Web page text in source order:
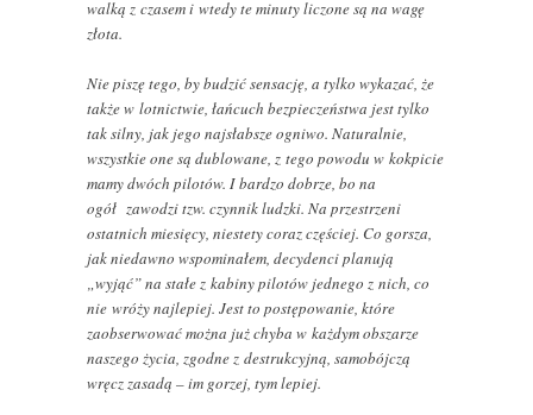
walką z czasem i wtedy te minuty liczone są na wagę
złota.
Nie piszę tego, by budzić sensację, a tylko wykazać, że
także w lotnictwie, łańcuch bezpieczeństwa jest tylko
tak silny, jak jego najsłabsze ogniwo. Naturalnie,
wszystkie one są dublowane, z tego powodu w kokpicie
mamy dwóch pilotów. I bardzo dobrze, bo na
ogół zawodzi tzw. czynnik ludzki. Na przestrzeni
ostatnich miesięcy, niestety coraz częściej. Co gorsza,
jak niedawno wspominałem, decydenci planują
„wyjąć” na stałe z kabiny pilotów jednego z nich, co
nie wróży najlepiej. Jest to postępowanie, które
zaobserwować można już chyba w każdym obszarze
naszego życia, zgodne z destrukcyjną, samobójczą
wręcz zasadą – im gorzej, tym lepiej.